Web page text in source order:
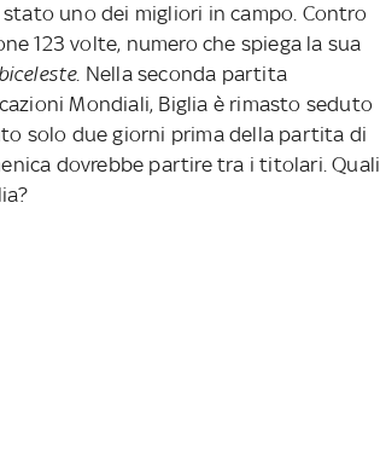
uno dei migliori in campo. Contro
123 volte, numero che spiega la sua
. Nella seconda partita
Mondiali, Biglia è rimasto seduto
solo due giorni prima della partita di
dovrebbe partire tra i titolari. Quali